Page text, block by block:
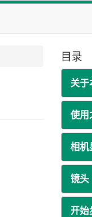
目录
关于
使用
相机
镜头
开始